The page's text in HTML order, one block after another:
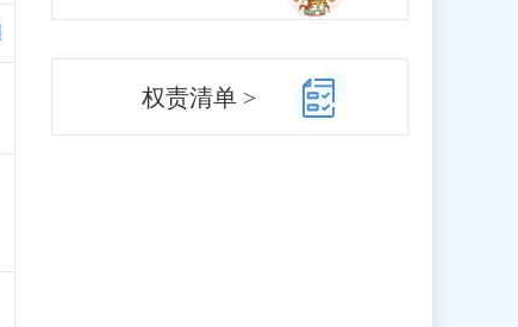
权责清单 >